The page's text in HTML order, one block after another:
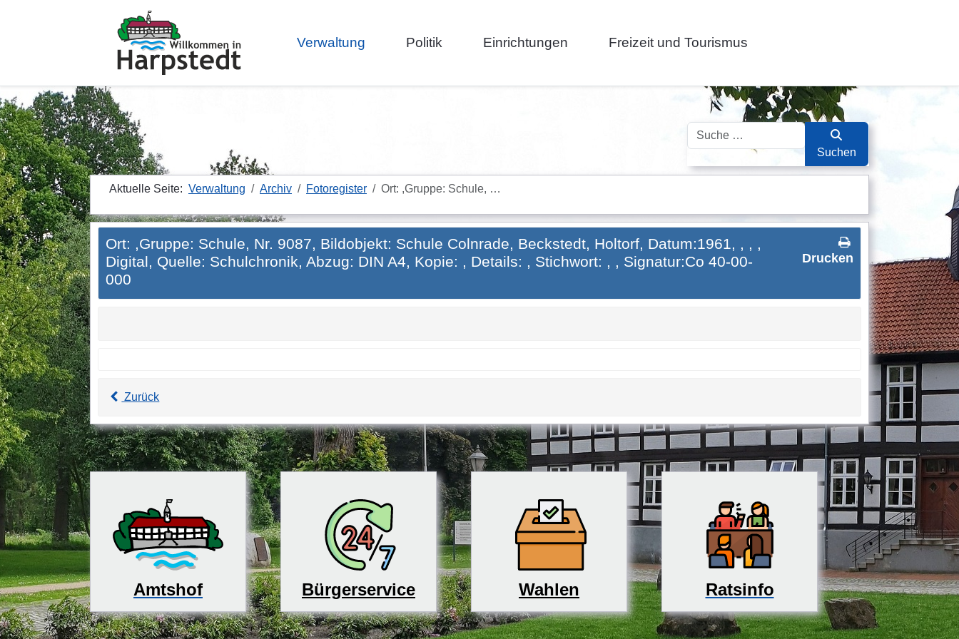
Verwaltung Politik Einrichtungen Freizeit und Tourismus
Suchen
Suchen
Aktuelle Seite: Verwaltung Archiv Fotoregister Ort: ,Gruppe: Schule, …
Drucken
Ort: ,Gruppe: Schule, Nr. 9087, Bildobjekt: Schule Colnrade, Beckstedt, Holtorf, Datum:1961, , , ,
Digital, Quelle: Schulchronik, Abzug: DIN A4, Kopie: , Details: , Stichwort: , , Signatur:Co 40-00-
000
Zurück
Amtshof Bürgerservice Wahlen Ratsinfo